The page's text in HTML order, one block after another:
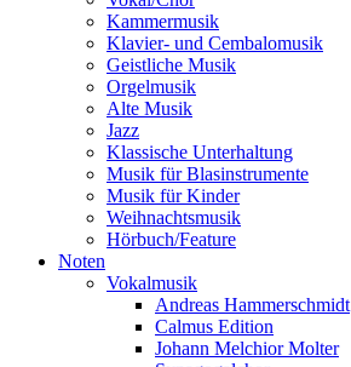
Kammermusik
Klavier- und Cembalomusik
Geistliche Musik
Orgelmusik
Alte Musik
Jazz
Klassische Unterhaltung
Musik für Blasinstrumente
Musik für Kinder
Weihnachtsmusik
Hörbuch/Feature
Noten
Vokalmusik
Andreas Hammerschmidt
Calmus Edition
Johann Melchior Molter